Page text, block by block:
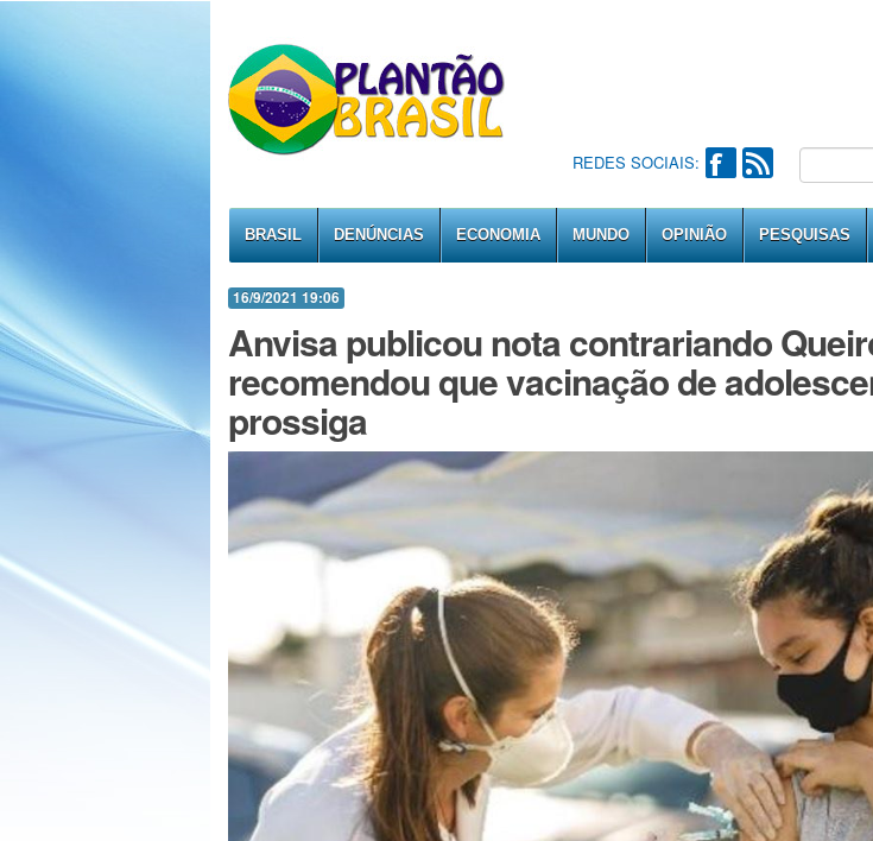
REDES SOCIAIS:
BRASIL DENÚNCIAS ECONOMIA MUNDO OPINIÃO PESQUISAS
16/9/2021 19:06
Anvisa publicou nota contrariando
recomendou que vacinação de
prossiga